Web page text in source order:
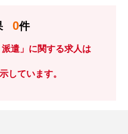
0件
派遣」に関する求人は
しています。